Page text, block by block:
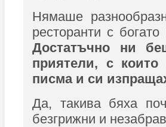
Нямаше
ресторанти с
Достатъчно ни
приятели, с
писма и си
Да, такива бяха
безгрижни и